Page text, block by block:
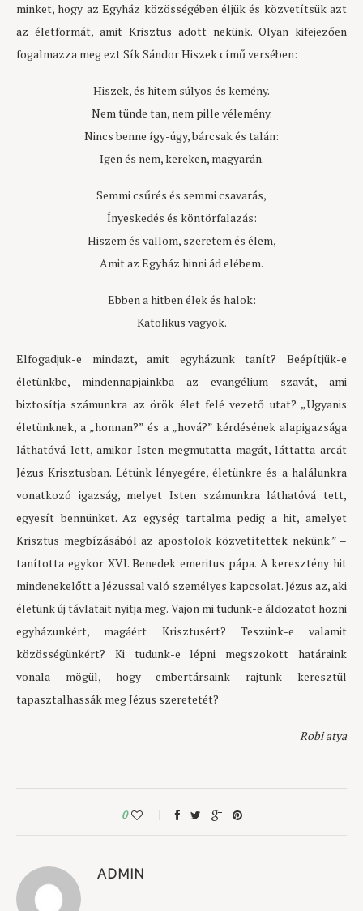
minket, hogy az Egyház közösségében éljük és közvetítsük azt
az életformát, amit Krisztus adott nekünk. Olyan kifejezően
fogalmazza meg ezt Sík Sándor Hiszek című versében:
Hiszek, és hitem súlyos és kemény.
Nem tünde tan, nem pille vélemény.
Nincs benne így-úgy, bárcsak és talán:
Igen és nem, kereken, magyarán.
Semmi csűrés és semmi csavarás,
Ínyeskedés és köntörfalazás:
Hiszem és vallom, szeretem és élem,
Amit az Egyház hinni ád elébem.
Ebben a hitben élek és halok:
Katolikus vagyok.
Elfogadjuk-e mindazt, amit egyházunk tanít? Beépítjük-e
életünkbe, mindennapjainkba az evangélium szavát, ami
biztosítja számunkra az örök élet felé vezető utat? „Ugyanis
életünknek, a „honnan?” és a „hová?” kérdésének alapigazsága
láthatóvá lett, amikor Isten megmutatta magát, láttatta arcát
Jézus Krisztusban. Létünk lényegére, életünkre és a halálunkra
vonatkozó igazság, melyet Isten számunkra láthatóvá tett,
egyesít bennünket. Az egység tartalma pedig a hit, amelyet
Krisztus megbízásából az apostolok közvetítettek nekünk.” –
tanította egykor XVI. Benedek emeritus pápa. A keresztény hit
mindenekelőtt a Jézussal való személyes kapcsolat. Jézus az, aki
életünk új távlatait nyitja meg. Vajon mi tudunk-e áldozatot hozni
egyházunkért, magáért Krisztusért? Teszünk-e valamit
közösségünkért? Ki tudunk-e lépni megszokott határaink
vonala mögül, hogy embertársaink rajtunk keresztül
tapasztalhassák meg Jézus szeretetét?
Robi atya
0
ADMIN